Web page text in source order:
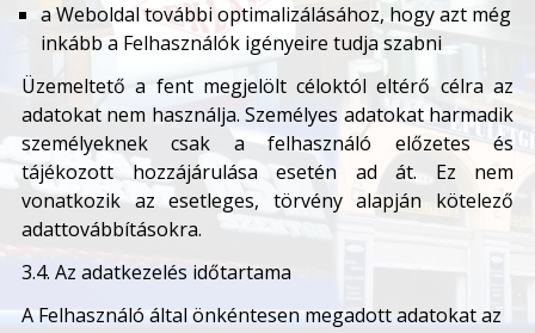
a Weboldal további optimalizálásához, hogy azt még
inkább a Felhasználók igényeire tudja szabni
Üzemeltető a fent megjelölt céloktól eltérő célra az
adatokat nem használja. Személyes adatokat harmadik
személyeknek csak a felhasználó előzetes és
tájékozott hozzájárulása esetén ad át. Ez nem
vonatkozik az esetleges, törvény alapján kötelező
adattovábbításokra.
3.4. Az adatkezelés időtartama
A Felhasználó által önkéntesen megadott adatokat az